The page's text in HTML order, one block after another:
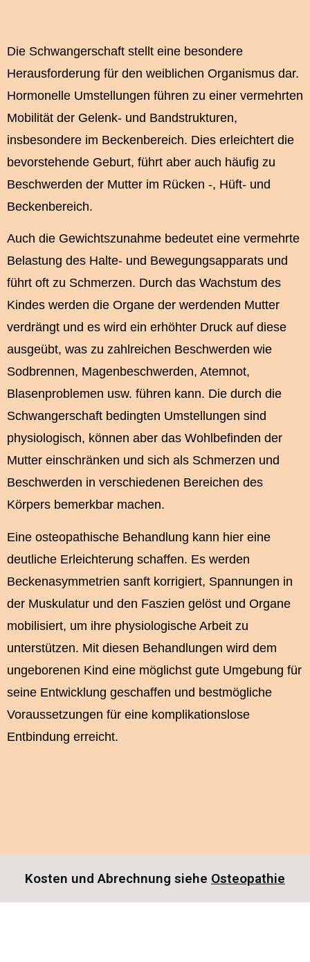
Die Schwangerschaft stellt eine besondere
Herausforderung für den weiblichen Organismus dar.
Hormonelle Umstellungen führen zu einer vermehrten
Mobilität der Gelenk- und Bandstrukturen,
insbesondere im Beckenbereich. Dies erleichtert die
bevorstehende Geburt, führt aber auch häufig zu
Beschwerden der Mutter im Rücken -, Hüft- und
Beckenbereich.
Auch die Gewichtszunahme bedeutet eine vermehrte
Belastung des Halte- und Bewegungsapparats und
führt oft zu Schmerzen. Durch das Wachstum des
Kindes werden die Organe der werdenden Mutter
verdrängt und es wird ein erhöhter Druck auf diese
ausgeübt, was zu zahlreichen Beschwerden wie
Sodbrennen, Magenbeschwerden, Atemnot,
Blasenproblemen usw. führen kann. Die durch die
Schwangerschaft bedingten Umstellungen sind
physiologisch, können aber das Wohlbefinden der
Mutter einschränken und sich als Schmerzen und
Beschwerden in verschiedenen Bereichen des
Körpers bemerkbar machen.
Eine osteopathische Behandlung kann hier eine
deutliche Erleichterung schaffen. Es werden
Beckenasymmetrien sanft korrigiert, Spannungen in
der Muskulatur und den Faszien gelöst und Organe
mobilisiert, um ihre physiologische Arbeit zu
unterstützen. Mit diesen Behandlungen wird dem
ungeborenen Kind eine möglichst gute Umgebung für
seine Entwicklung geschaffen und bestmögliche
Voraussetzungen für eine komplikationslose
Entbindung erreicht.
Kosten und Abrechnung siehe Osteopathie